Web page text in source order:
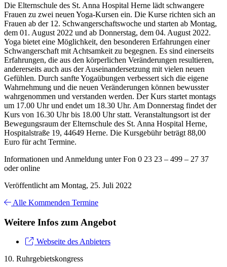
Die Elternschule des St. Anna Hospital Herne lädt schwangere
Frauen zu zwei neuen Yoga-Kursen ein. Die Kurse richten sich an
Frauen ab der 12. Schwangerschaftswoche und starten ab Montag,
dem 01. August 2022 und ab Donnerstag, dem 04. August 2022.
Yoga bietet eine Möglichkeit, den besonderen Erfahrungen einer
Schwangerschaft mit Achtsamkeit zu begegnen. Es sind einerseits
Erfahrungen, die aus den körperlichen Veränderungen resultieren,
andererseits auch aus der Auseinandersetzung mit vielen neuen
Gefühlen. Durch sanfte Yogaübungen verbessert sich die eigene
Wahrnehmung und die neuen Veränderungen können bewusster
wahrgenommen und verstanden werden. Der Kurs startet montags
um 17.00 Uhr und endet um 18.30 Uhr. Am Donnerstag findet der
Kurs von 16.30 Uhr bis 18.00 Uhr statt. Veranstaltungsort ist der
Bewegungsraum der Elternschule des St. Anna Hospital Herne,
Hospitalstraße 19, 44649 Herne. Die Kursgebühr beträgt 88,00
Euro für acht Termine.
Informationen und Anmeldung unter Fon 0 23 23 – 499 – 27 37
oder online
Veröffentlicht am Montag, 25. Juli 2022
Alle Kommenden Termine
Weitere Infos zum Angebot
Webseite des Anbieters
10. Ruhrgebietskongress